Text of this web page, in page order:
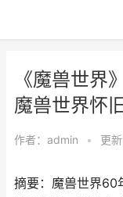
《魔兽世界
魔兽世界怀
作者： admin • 更
摘要：魔兽世界60